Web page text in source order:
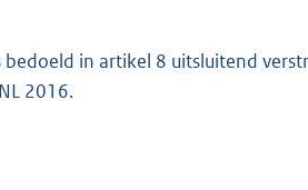
in artikel 8 uitsluitend
2016.